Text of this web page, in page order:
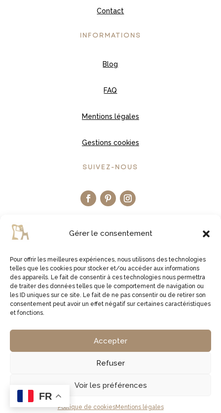
Gérer le consentement
Pour offrir les meilleures expériences, nous utilisons des technologies
telles que les cookies pour stocker et/ou accéder aux informations
des appareils. Le fait de consentir à ces technologies nous permettra
de traiter des données telles que le comportement de navigation ou
les ID uniques sur ce site. Le fait de ne pas consentir ou de retirer son
consentement peut avoir un effet négatif sur certaines caractéristiques
et fonctions.
Accepter
Refuser
Voir les préférences
Politique de cookiesMentions légales
Contact
INFORMATIONS
Blog
FAQ
Mentions légales
Gestions cookies
SUIVEZ-NOUS
LA BOUTIQUE ETSY
JE VISITE LA BOUTIQUE
829761378 00027 | APE 1629Z
FR